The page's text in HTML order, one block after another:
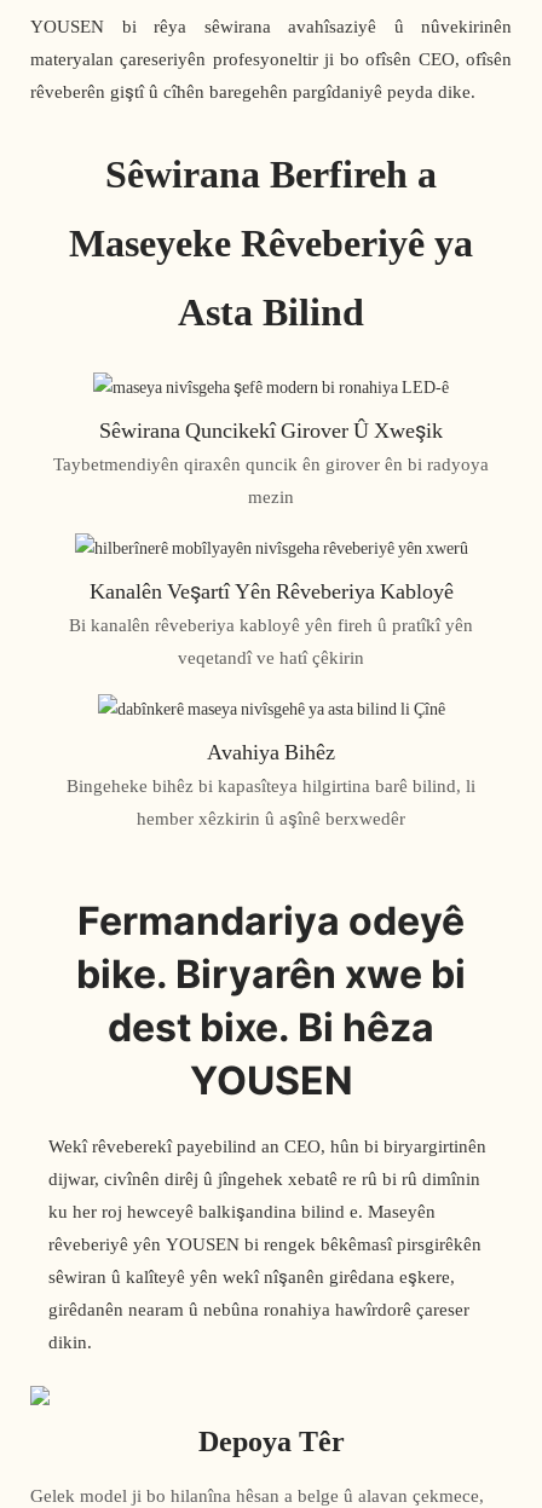
YOUSEN bi rêya sêwirana avahîsaziyê û nûvekirinên
materyalan çareseriyên profesyoneltir ji bo ofîsên CEO, ofîsên
rêveberên giştî û cîhên baregehên pargîdaniyê peyda dike.
Sêwirana Berfireh a
Maseyeke Rêveberiyê ya
Asta Bilind
Sêwirana Quncikekî Girover Û Xweşik
Taybetmendiyên qiraxên quncik ên girover ên bi radyoya
mezin
Kanalên Veşartî Yên Rêveberiya Kabloyê
Bi kanalên rêveberiya kabloyê yên fireh û pratîkî yên
veqetandî ve hatî çêkirin
Avahiya Bihêz
Bingeheke bihêz bi kapasîteya hilgirtina barê bilind, li
hember xêzkirin û aşînê berxwedêr
Fermandariya odeyê
bike. Biryarên xwe bi
dest bixe. Bi hêza
YOUSEN
Wekî rêveberekî payebilind an CEO, hûn bi biryargirtinên
dijwar, civînên dirêj û jîngehek xebatê re rû bi rû dimînin
ku her roj hewceyê balkişandina bilind e. Maseyên
rêveberiyê yên YOUSEN bi rengek bêkêmasî pirsgirêkên
sêwiran û kalîteyê yên wekî nîşanên girêdana eşkere,
girêdanên nearam û nebûna ronahiya hawîrdorê çareser
dikin.
Depoya Têr
Gelek model ji bo hilanîna hêsan a belge û alavan çekmece,